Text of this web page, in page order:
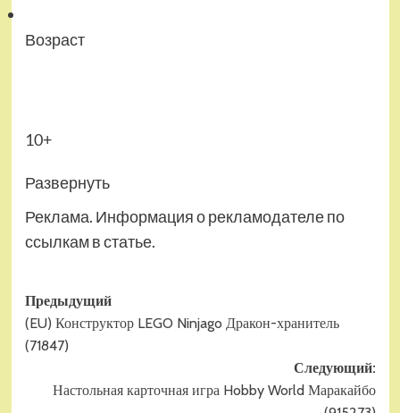
Возраст
10+
Развернуть
Реклама. Информация о рекламодателе по
ссылкам в статье.
Навигация
записи
Предыдущий
(EU) Конструктор LEGO Ninjago Дракон-хранитель
(71847)
Следующий:
Настольная карточная игра Hobby World Маракайбо